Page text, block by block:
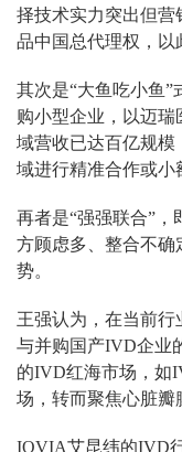
择技术实力突出但
品中国总代理权，以
其次是“大鱼吃小鱼
购小型企业，以迈瑞
域营收已达百亿规模
域进行精准合作或小
再者是“强强联合”，
方顾虑多、整合不确
势。
王强认为，在当前
与并购国产IVD企业
的IVD红海市场，如
场，转而聚焦心脏瓣
IQVIA艾昆纬的IVD